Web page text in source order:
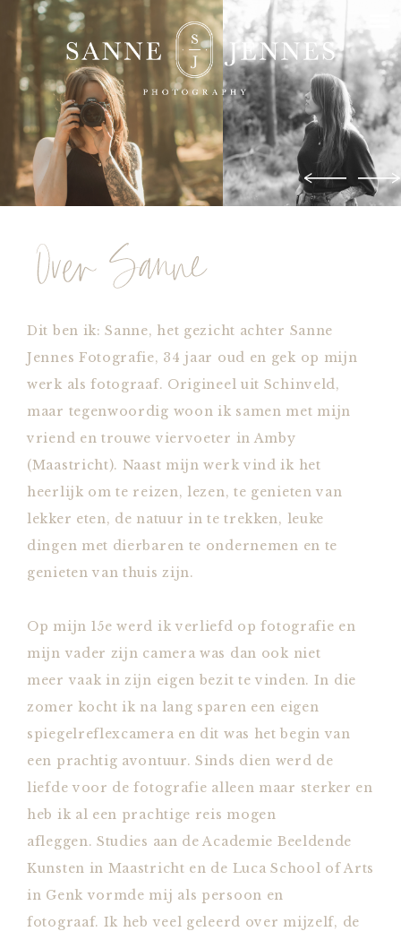
Dit ben ik: Sanne, het gezicht achter Sanne
Jennes Fotografie, 34 jaar oud en gek op mijn
werk als fotograaf. Origineel uit Schinveld,
maar tegenwoordig woon ik samen met mijn
vriend en trouwe viervoeter in Amby
(Maastricht). Naast mijn werk vind ik het
heerlijk om te reizen, lezen, te genieten van
lekker eten, de natuur in te trekken, leuke
dingen met dierbaren te ondernemen en te
genieten van thuis zijn.
Op mijn 15e werd ik verliefd op fotografie en
mijn vader zijn camera was dan ook niet
meer vaak in zijn eigen bezit te vinden. In die
zomer kocht ik na lang sparen een eigen
spiegelreflexcamera en dit was het begin van
een prachtig avontuur. Sinds dien werd de
liefde voor de fotografie alleen maar sterker en
heb ik al een prachtige reis mogen
afleggen. Studies aan de Academie Beeldende
Kunsten in Maastricht en de Luca School of Arts
in Genk vormde mij als persoon en
fotograaf. Ik heb veel geleerd over mijzelf, de